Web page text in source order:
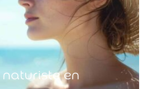
en